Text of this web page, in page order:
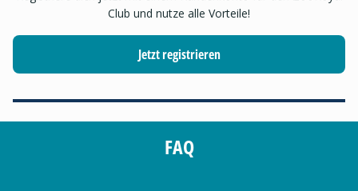
Club und nutze alle Vorteile!
Jetzt registrieren
FAQ